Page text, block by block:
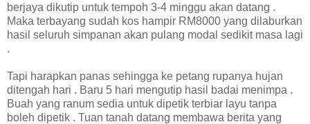
berjaya dikutip untuk tempoh 3-4 minggu akan datang .
Maka terbayang sudah kos hampir RM8000 yang dilaburkan
hasil seluruh simpanan akan pulang modal sedikit masa lagi
.
Tapi harapkan panas sehingga ke petang rupanya hujan
ditengah hari . Baru 5 hari mengutip hasil badai menimpa .
Buah yang ranum sedia untuk dipetik terbiar layu tanpa
boleh dipetik . Tuan tanah datang membawa berita yang